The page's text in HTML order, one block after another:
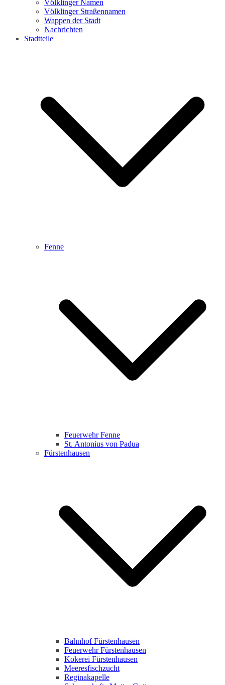
Völklinger Namen
Völklinger Straßennamen
Wappen der Stadt
Nachrichten
Stadtteile
Fenne
Feuerwehr Fenne
St. Antonius von Padua
Fürstenhausen
Bahnhof Fürstenhausen
Feuerwehr Fürstenhausen
Kokerei Fürstenhausen
Meeresfischzucht
Reginakapelle